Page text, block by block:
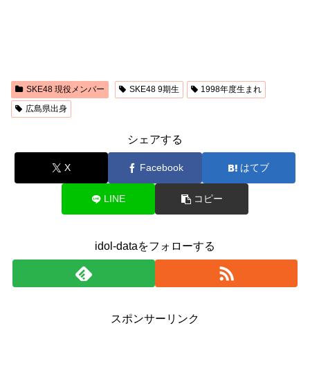
SKE48 現役メンバー SKE48 9期生
1998年度生まれ
広島県出身
シェアする
X Facebook はてブ
LINE コピー
idol-dataをフォローする
スポンサーリンク